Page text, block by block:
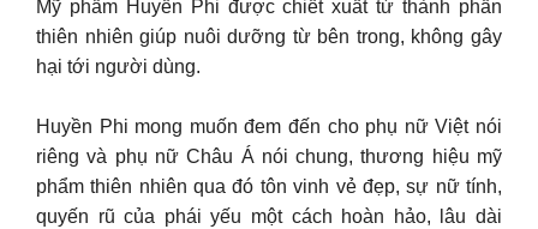
Mỹ phẩm Huyền Phi được chiết xuất từ thành phần
thiên nhiên giúp nuôi dưỡng từ bên trong, không gây
hại tới người dùng.
Huyền Phi mong muốn đem đến cho phụ nữ Việt nói
riêng và phụ nữ Châu Á nói chung, thương hiệu mỹ
phẩm thiên nhiên qua đó tôn vinh vẻ đẹp, sự nữ tính,
quyến rũ của phái yếu một cách hoàn hảo, lâu dài